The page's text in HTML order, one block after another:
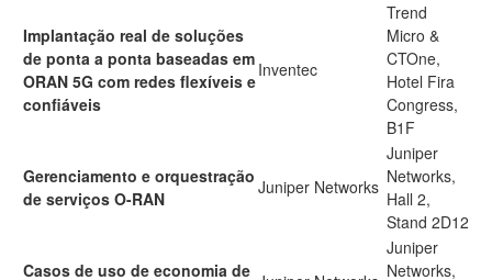
Implantação real de soluções
de ponta a ponta baseadas em
ORAN 5G com redes flexíveis e
confiáveis
Inventec
Trend
Micro &
CTOne,
Hotel Fira
Congress,
B1F
Gerenciamento e orquestração
de serviços O-RAN
Juniper Networks
Juniper
Networks,
Hall 2,
Stand 2D12
Casos de uso de economia de
Juniper
Networks,